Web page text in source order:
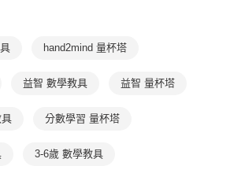
哥付你分期」之契約關係目的，商店將以您的個人
分期帳單所需資料之確認、核對及更正。
先享後付 」之結帳頁面顯示為準，若有關於
需取消欲退款等相關疑問，請聯繫「AFTEE先享後付
netprotections.freshdesk.com/support/home
範圍內提供個人資料，並將交易相關給付款項請求債
有限公司。
hand2mind 量杯塔
益智 數學教具 益智 量杯塔
分數學習 量杯塔
3-6歲 數學教具